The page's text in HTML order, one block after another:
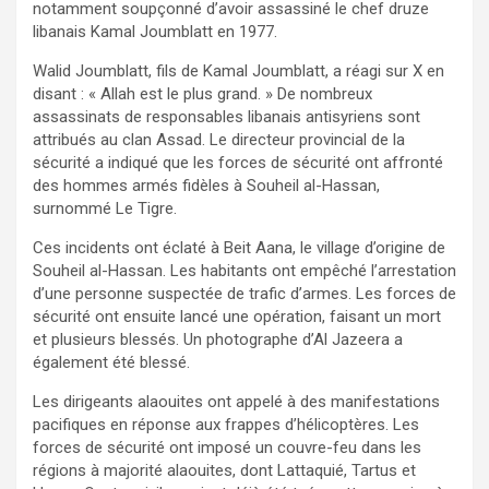
notamment soupçonné d’avoir assassiné le chef druze
libanais Kamal Joumblatt en 1977.
Walid Joumblatt, fils de Kamal Joumblatt, a réagi sur X en
disant : « Allah est le plus grand. » De nombreux
assassinats de responsables libanais antisyriens sont
attribués au clan Assad. Le directeur provincial de la
sécurité a indiqué que les forces de sécurité ont affronté
des hommes armés fidèles à Souheil al-Hassan,
surnommé Le Tigre.
Ces incidents ont éclaté à Beit Aana, le village d’origine de
Souheil al-Hassan. Les habitants ont empêché l’arrestation
d’une personne suspectée de trafic d’armes. Les forces de
sécurité ont ensuite lancé une opération, faisant un mort
et plusieurs blessés. Un photographe d’Al Jazeera a
également été blessé.
Les dirigeants alaouites ont appelé à des manifestations
pacifiques en réponse aux frappes d’hélicoptères. Les
forces de sécurité ont imposé un couvre-feu dans les
régions à majorité alaouites, dont Lattaquié, Tartus et